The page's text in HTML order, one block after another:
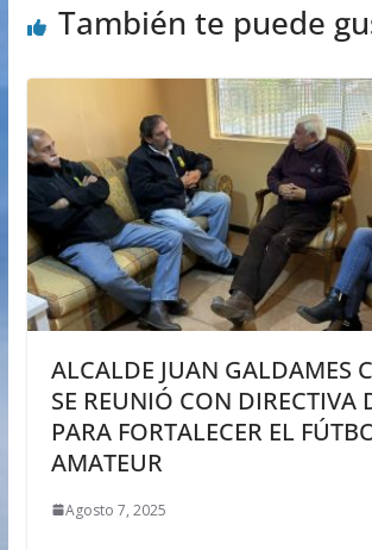
También te puede
ALCALDE JUAN GALDAMES
SE REUNIÓ CON DIRECTIVA
PARA FORTALECER EL
AMATEUR
Agosto 7, 2025